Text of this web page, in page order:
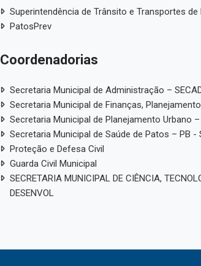
Superintendência de Trânsito e Transportes de
PatosPrev
Coordenadorias
Secretaria Municipal de Administração –
Secretaria Municipal de Finanças,
Secretaria Municipal de Planejamento Urbano –
Secretaria Municipal de Saúde de Patos – PB -
Proteção e Defesa Civil
Guarda Civil Municipal
SECRETARIA MUNICIPAL DE CIÊNCIA,
DESENVOL